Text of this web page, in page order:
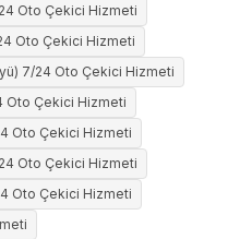
Oto Çekici Hizmeti
Oto Çekici Hizmeti
7/24 Oto Çekici Hizmeti
Oto Çekici Hizmeti
Oto Çekici Hizmeti
Oto Çekici Hizmeti
Oto Çekici Hizmeti